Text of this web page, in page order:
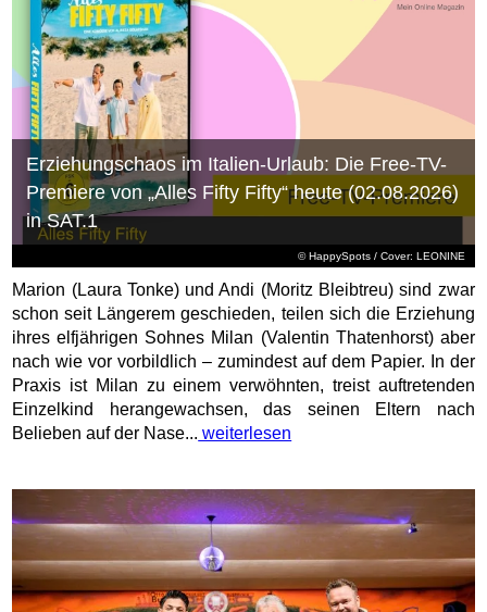
© HappySpots / Cover: LEONINE
Erziehungschaos im Italien-Urlaub: Die Free-TV-
Premiere von „Alles Fifty Fifty“ heute (02.08.2026)
in SAT.1
Marion (Laura Tonke) und Andi (Moritz Bleibtreu) sind zwar
schon seit Längerem geschieden, teilen sich die Erziehung
ihres elfjährigen Sohnes Milan (Valentin Thatenhorst) aber
nach wie vor vorbildlich – zumindest auf dem Papier. In der
Praxis ist Milan zu einem verwöhnten, treist auftretenden
Einzelkind herangewachsen, das seinen Eltern nach
Belieben auf der Nase... weiterlesen